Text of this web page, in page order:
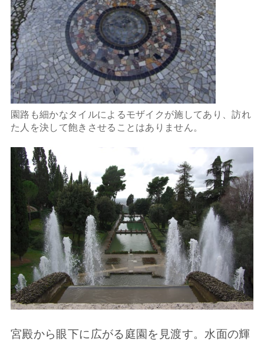
園路も細かなタイルによるモザイクが施してあり、訪れ
た人を決して飽きさせることはありません。
宮殿から眼下に広がる庭園を見渡す。水面の輝